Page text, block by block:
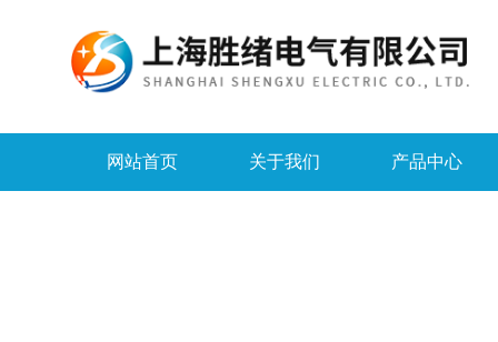
网站首页 关于我们 产品中心